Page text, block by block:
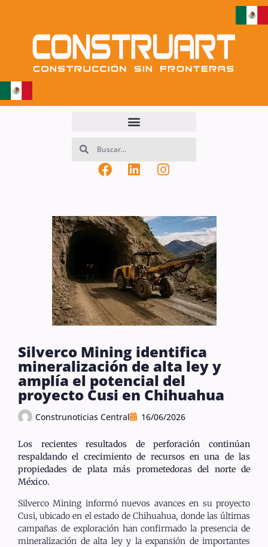
Silverco Mining identifica
mineralización de alta ley y
amplía el potencial del
proyecto Cusi en Chihuahua
Construnoticias Central 16/06/2026
Los recientes resultados de perforación continúan
respaldando el crecimiento de recursos en una de las
propiedades de plata más prometedoras del norte de
México.
Silverco Mining informó nuevos avances en su proyecto
Cusi, ubicado en el estado de Chihuahua, donde las últimas
campañas de exploración han confirmado la presencia de
mineralización de alta ley y la expansión de importantes